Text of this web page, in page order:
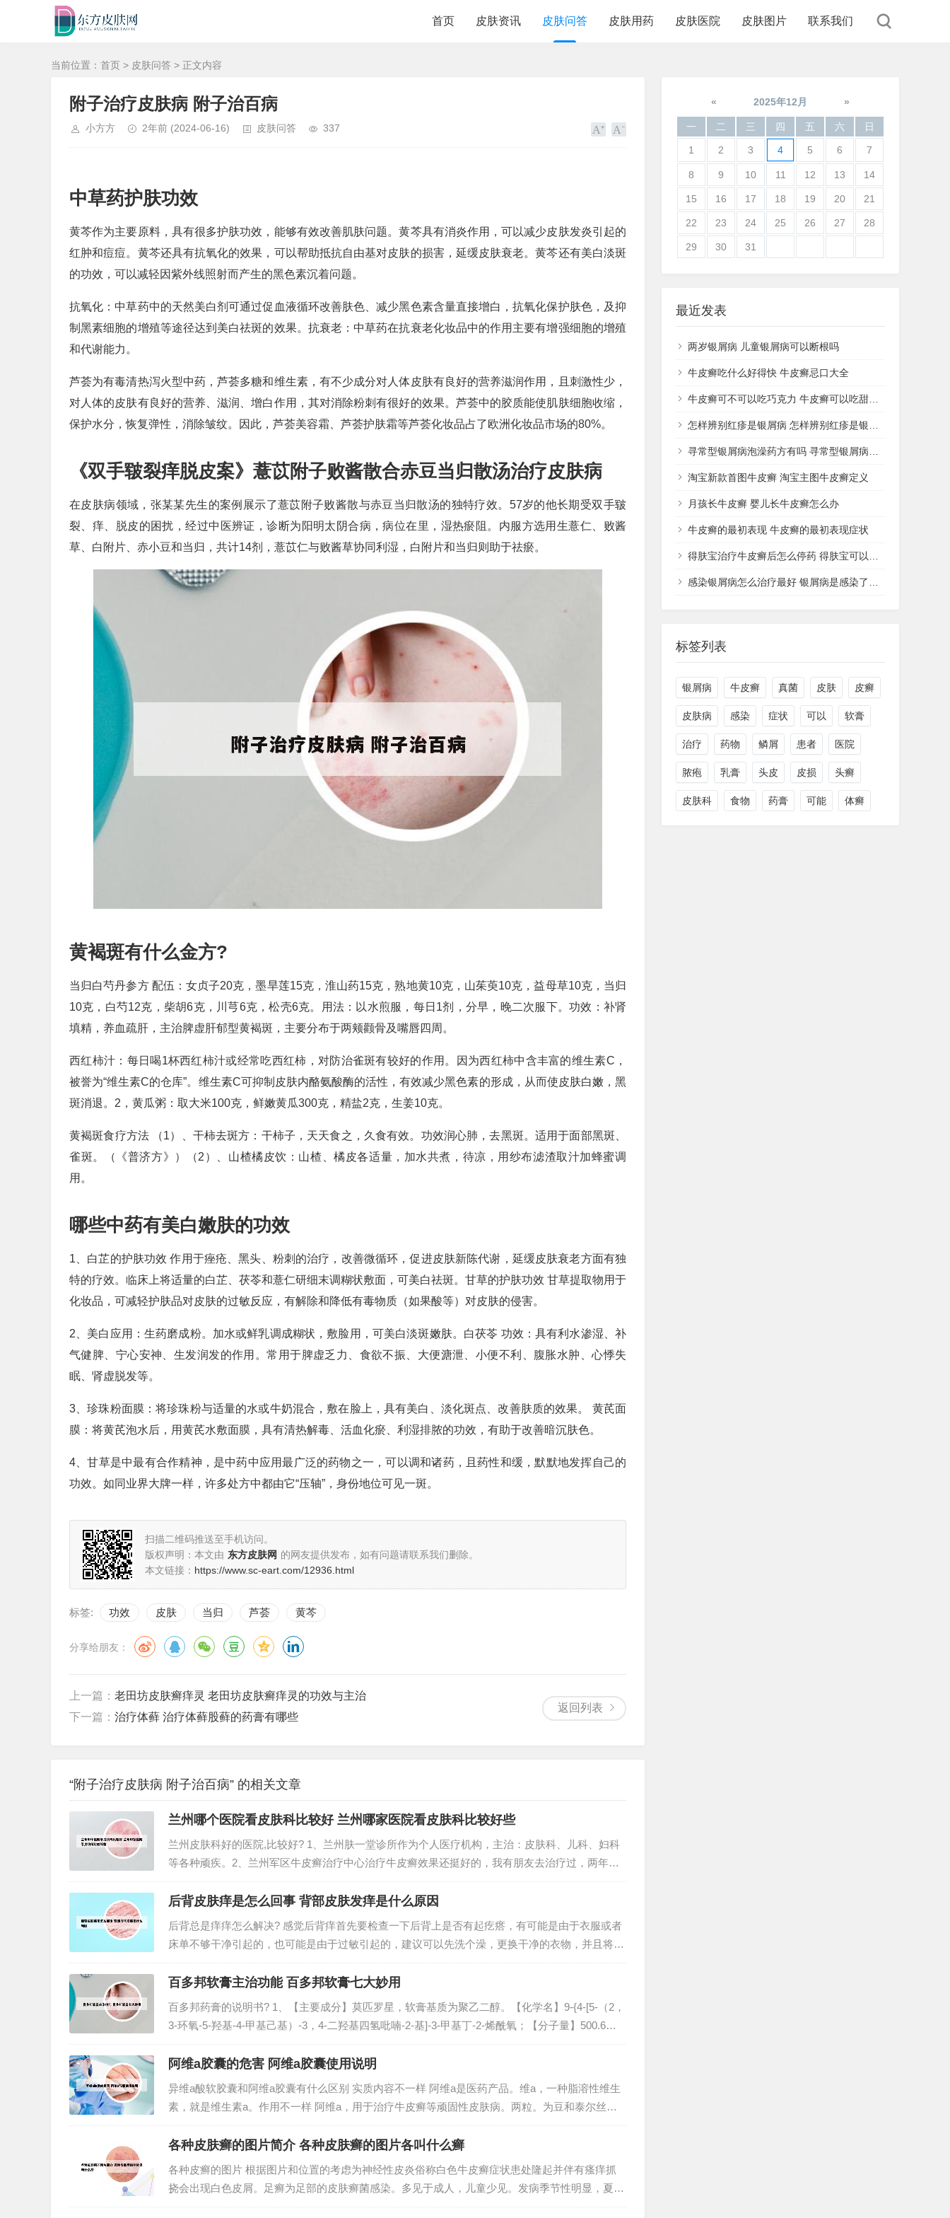
首页 皮肤资讯 皮肤问答 皮肤用药 皮肤医院 皮肤图片 联系我们
当前位置： 首页 > 皮肤问答 > 正文内容
附子治疗皮肤病 附子治百病
小方方 2年前 (2024-06-16) 皮肤问答 337
中草药护肤功效
黄芩作为主要原料，具有很多护肤功效，能够有效改善肌肤问题。黄芩具有消炎作用，可以减少皮肤发炎引起的
红肿和痘痘。黄芩还具有抗氧化的效果，可以帮助抵抗自由基对皮肤的损害，延缓皮肤衰老。黄芩还有美白淡斑
的功效，可以减轻因紫外线照射而产生的黑色素沉着问题。
抗氧化：中草药中的天然美白剂可通过促血液循环改善肤色、减少黑色素含量直接增白，抗氧化保护肤色，及抑
制黑素细胞的增殖等途径达到美白祛斑的效果。抗衰老：中草药在抗衰老化妆品中的作用主要有增强细胞的增殖
和代谢能力。
芦荟为有毒清热泻火型中药，芦荟多糖和维生素，有不少成分对人体皮肤有良好的营养滋润作用，且刺激性少，
对人体的皮肤有良好的营养、滋润、增白作用，其对消除粉刺有很好的效果。芦荟中的胶质能使肌肤细胞收缩，
保护水分，恢复弹性，消除皱纹。因此，芦荟美容霜、芦荟护肤霜等芦荟化妆品占了欧洲化妆品市场的80%。
《双手皲裂痒脱皮案》薏苡附子败酱散合赤豆当归散汤治疗皮肤病
在皮肤病领域，张某某先生的案例展示了薏苡附子败酱散与赤豆当归散汤的独特疗效。57岁的他长期受双手皲
裂、痒、脱皮的困扰，经过中医辨证，诊断为阳明太阴合病，病位在里，湿热瘀阻。内服方选用生薏仁、败酱
草、白附片、赤小豆和当归，共计14剂，薏苡仁与败酱草协同利湿，白附片和当归则助于祛瘀。
黄褐斑有什么金方?
当归白芍丹参方 配伍：女贞子20克，墨旱莲15克，淮山药15克，熟地黄10克，山茱萸10克，益母草10克，当归
10克，白芍12克，柴胡6克，川芎6克，松壳6克。用法：以水煎服，每日1剂，分早，晚二次服下。功效：补肾
填精，养血疏肝，主治脾虚肝郁型黄褐斑，主要分布于两颊颧骨及嘴唇四周。
西红柿汁：每日喝1杯西红柿汁或经常吃西红柿，对防治雀斑有较好的作用。因为西红柿中含丰富的维生素C，
被誉为“维生素C的仓库”。维生素C可抑制皮肤内酪氨酸酶的活性，有效减少黑色素的形成，从而使皮肤白嫩，黑
斑消退。2，黄瓜粥：取大米100克，鲜嫩黄瓜300克，精盐2克，生姜10克。
黄褐斑食疗方法 （1）、干柿去斑方：干柿子，天天食之，久食有效。功效润心肺，去黑斑。适用于面部黑斑、
雀斑。（《普济方》）（2）、山楂橘皮饮：山楂、橘皮各适量，加水共煮，待凉，用纱布滤渣取汁加蜂蜜调
用。
哪些中药有美白嫩肤的功效
1、白芷的护肤功效 作用于痤疮、黑头、粉刺的治疗，改善微循环，促进皮肤新陈代谢，延缓皮肤衰老方面有独
特的疗效。临床上将适量的白芷、茯苓和薏仁研细末调糊状敷面，可美白祛斑。甘草的护肤功效 甘草提取物用于
化妆品，可减轻护肤品对皮肤的过敏反应，有解除和降低有毒物质（如果酸等）对皮肤的侵害。
2、美白应用：生药磨成粉。加水或鲜乳调成糊状，敷脸用，可美白淡斑嫩肤。白茯苓 功效：具有利水渗湿、补
气健脾、宁心安神、生发润发的作用。常用于脾虚乏力、食欲不振、大便溏泄、小便不利、腹胀水肿、心悸失
眠、肾虚脱发等。
3、珍珠粉面膜：将珍珠粉与适量的水或牛奶混合，敷在脸上，具有美白、淡化斑点、改善肤质的效果。 黄芪面
膜：将黄芪泡水后，用黄芪水敷面膜，具有清热解毒、活血化瘀、利湿排脓的功效，有助于改善暗沉肤色。
4、甘草是中最有合作精神，是中药中应用最广泛的药物之一，可以调和诸药，且药性和缓，默默地发挥自己的
功效。如同业界大牌一样，许多处方中都由它“压轴”，身份地位可见一斑。
扫描二维码推送至手机访问。
版权声明：本文由 东方皮肤网 的网友提供发布，如有问题请联系我们删除。
本文链接： https://www.sc-eart.com/12936.html
标签: 功效 皮肤 当归 芦荟 黄芩
分享给朋友：
返回列表
上一篇： 老田坊皮肤癣痒灵 老田坊皮肤癣痒灵的功效与主治
下一篇： 治疗体藓 治疗体藓股藓的药膏有哪些
“附子治疗皮肤病 附子治百病” 的相关文章
兰州哪个医院看皮肤科比较好 兰州哪家医院看皮肤科比较好些
兰州皮肤科好的医院,比较好? 1、兰州肤一堂诊所作为个人医疗机构，主治：皮肤科、儿科、妇科
等各种顽疾。2、兰州军区牛皮癣治疗中心治疗牛皮癣效果还挺好的，我有朋友去治疗过，两年多
了都没复发过。3、兰州北大医院简介还可以的 医疗服务质量和科学管理的综合水平远高于其他地
方。兰州最有名的皮肤病医院是哪家 1...
后背皮肤痒是怎么回事 背部皮肤发痒是什么原因
后背总是痒痒怎么解决? 感觉后背痒首先要检查一下后背上是否有起疙瘩，有可能是由于衣服或者
床单不够干净引起的，也可能是由于过敏引起的，建议可以先洗个澡，更换干净的衣物，并且将被
子以及衣服放在阳光底下暴晒。除此之外，调整饮食也是缓解后背瘙痒的重要方法之一。避免摄入
过多辛辣食物、海鲜等容易产生内热的食物，...
百多邦软膏主治功能 百多邦软膏七大妙用
百多邦药膏的说明书? 1、【主要成分】莫匹罗星，软膏基质为聚乙二醇。【化学名】9-{4-[5-（2，
3-环氧-5-羟基-4-甲基己基）-3，4-二羟基四氢吡喃-2-基]-3-甲基丁-2-烯酰氧；【分子量】500.6
【性状】本品为类白色亲水性软膏。2、局部应用百多邦（莫匹罗星软膏）一般无不良反应，偶...
阿维a胶囊的危害 阿维a胶囊使用说明
异维a酸软胶囊和阿维a胶囊有什么区别 实质内容不一样 阿维a是医药产品。维a，一种脂溶性维生
素，就是维生素a。作用不一样 阿维a，用于治疗牛皮癣等顽固性皮肤病。两粒。为豆和泰尔丝都
是异维a酸软胶囊，区别在于为豆一天服用三次，一次服用一粒，泰尔丝一天服用三次，一次服用
两粒。一粒的药效相当于泰尔丝两粒。...
各种皮肤癣的图片简介 各种皮肤癣的图片各叫什么癣
各种皮癣的图片 根据图片和位置的考虑为神经性皮炎俗称白色牛皮癣症状患处隆起并伴有瘙痒抓
挠会出现白色皮屑。足癣为足部的皮肤癣菌感染。多见于成人，儿童少见。发病季节性明显，夏秋
病重，冬春病减。皮癣 01 皮癣发病初期皮疹好发于四肢深侧，其次为躯干部和头皮发髻，皮鲜发
« 2025年12月 »
一 二 三 四 五 六 日
1 2 3 4 5 6 7
8 9 10 11 12 13 14
15 16 17 18 19 20 21
22 23 24 25 26 27 28
29 30 31
最近发表
两岁银屑病 儿童银屑病可以断根吗
牛皮癣吃什么好得快 牛皮癣忌口大全
牛皮癣可不可以吃巧克力 牛皮癣可以吃甜品吗
怎样辨别红疹是银屑病 怎样辨别红疹是银屑病还是湿疹
寻常型银屑病泡澡药方有吗 寻常型银屑病用什么药洗
淘宝新款首图牛皮癣 淘宝主图牛皮癣定义
月孩长牛皮癣 婴儿长牛皮癣怎么办
牛皮癣的最初表现 牛皮癣的最初表现症状
得肤宝治疗牛皮癣后怎么停药 得肤宝可以治疗湿疹吗
感染银屑病怎么治疗最好 银屑病是感染了什么病菌
标签列表
银屑病 牛皮癣 真菌 皮肤 皮癣
皮肤病 感染 症状 可以 软膏
治疗 药物 鳞屑 患者 医院
脓疱 乳膏 头皮 皮损 头癣
皮肤科 食物 药膏 可能 体癣